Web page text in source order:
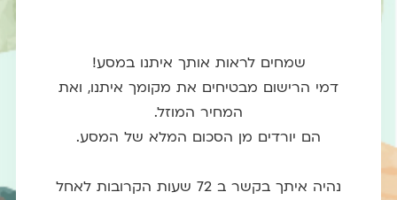
שמחים לראות אותך איתנו במסע!
דמי הרישום מבטיחים את מקומך איתנו, ואת
המחיר המוזל.
הם יורדים מן הסכום המלא של המסע.
נהיה איתך בקשר ב 72 שעות הקרובות לאחל